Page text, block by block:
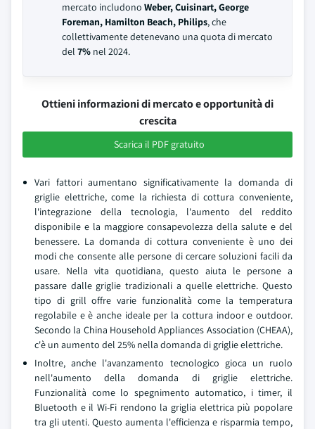
mercato includono Weber, Cuisinart, George
Foreman, Hamilton Beach, Philips, che
collettivamente detenevano una quota di mercato
del 7% nel 2024.
Ottieni informazioni di mercato e opportunità di
crescita
Scarica il PDF gratuito
Vari fattori aumentano significativamente la domanda di
griglie elettriche, come la richiesta di cottura conveniente,
l'integrazione della tecnologia, l'aumento del reddito
disponibile e la maggiore consapevolezza della salute e del
benessere. La domanda di cottura conveniente è uno dei
modi che consente alle persone di cercare soluzioni facili da
usare. Nella vita quotidiana, questo aiuta le persone a
passare dalle griglie tradizionali a quelle elettriche. Questo
tipo di grill offre varie funzionalità come la temperatura
regolabile e è anche ideale per la cottura indoor e outdoor.
Secondo la China Household Appliances Association (CHEAA),
c'è un aumento del 25% nella domanda di griglie elettriche.
Inoltre, anche l'avanzamento tecnologico gioca un ruolo
nell'aumento della domanda di griglie elettriche.
Funzionalità come lo spegnimento automatico, i timer, il
Bluetooth e il Wi-Fi rendono la griglia elettrica più popolare
tra gli utenti. Questo aumenta l'efficienza e risparmia tempo,